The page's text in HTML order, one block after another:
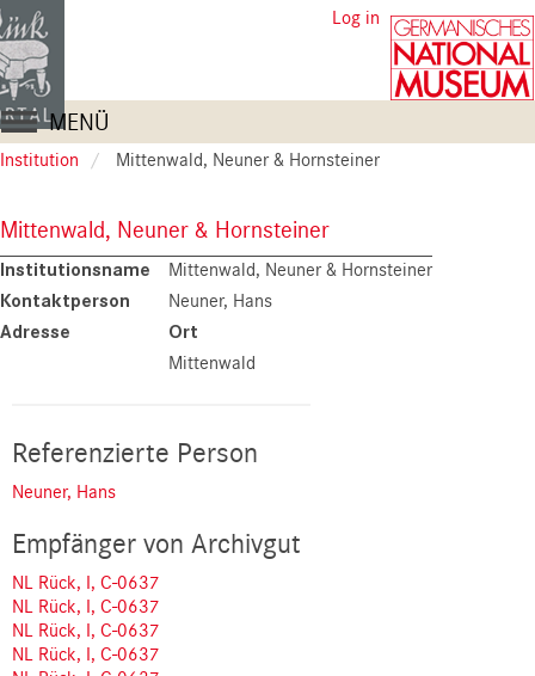
Skip
to
main
content
User
account
menu
Log in
Main
navigation
MENÜ
Institution Mittenwald, Neuner & Hornsteiner
Mittenwald, Neuner & Hornsteiner
Institutionsname Mittenwald, Neuner & Hornsteiner
Kontaktperson Neuner, Hans
Adresse Ort
Mittenwald
Referenzierte Person
Neuner, Hans
Empfänger von Archivgut
NL Rück, I, C-0637
NL Rück, I, C-0637
NL Rück, I, C-0637
NL Rück, I, C-0637